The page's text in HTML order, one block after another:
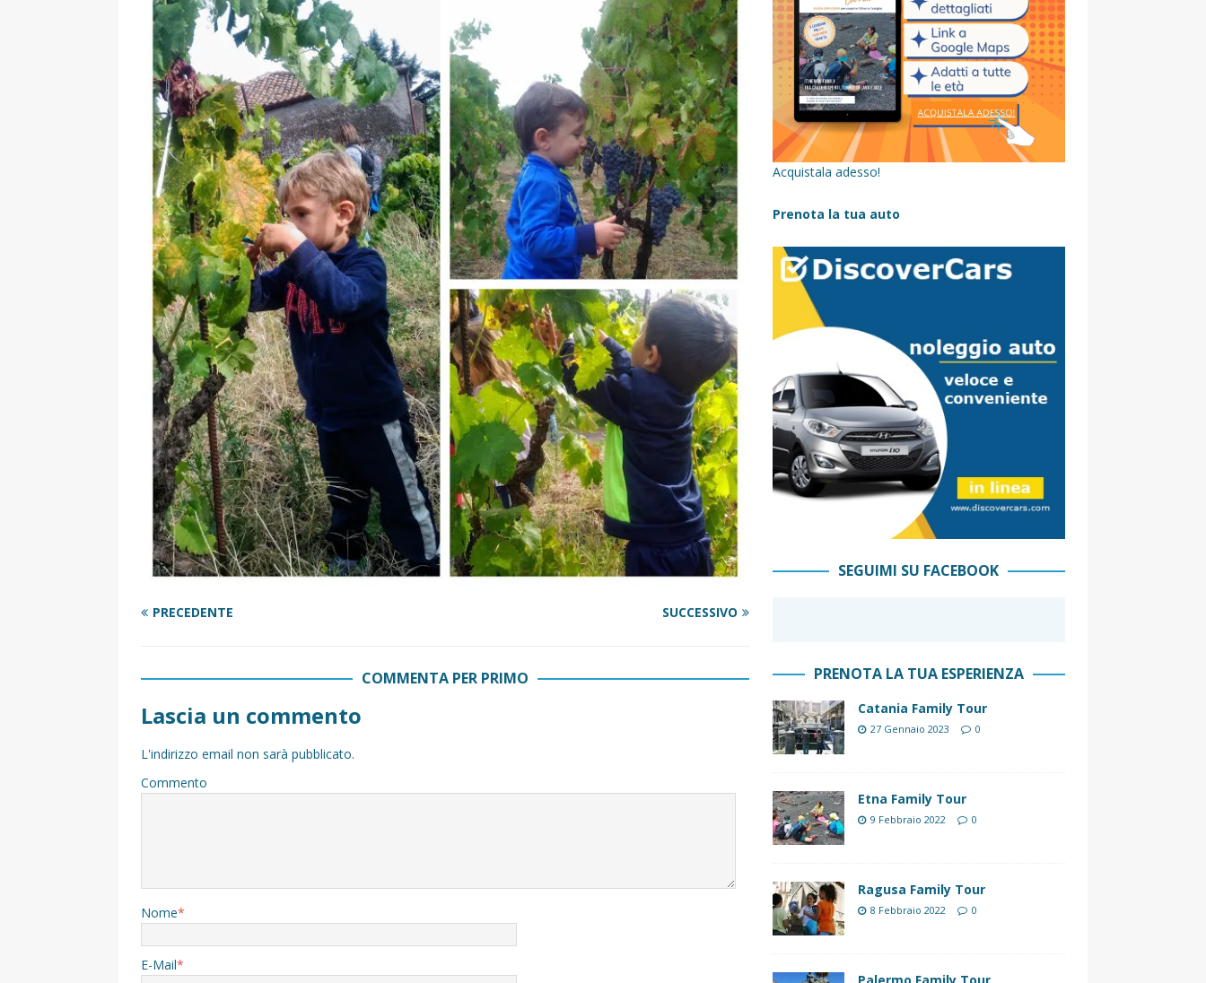
[ 17 Dicembre 2025 ]
Organizzare un viaggio in Sicilia con i bambini (senza stress)
CONSIGLI
UTILI
[ 14 Settembre 2025 ] Rifugi e Bivacchi sull’Etna: Guida Completa per Famiglie
SENTIERI,
PARCHI NATURALI E AREE PICNIC
[ 2 Aprile 2025 ] Escursioni in Sicilia con bambini: itinerari imperdibili (+ consigli utili)- Parte 1
VIAGGI IN SICILIA
[ 17 Settembre 2023 ] Vendemmia con i bambini in Sicilia, dove andare?
FATTORIE
DIDATTICHE
[ 19 Gennaio 2023 ] Visitare la Fiumara d’Arte con i bambini, quando la natura incontra l’arte
VIAGGI IN SICILIA
[ 20 Marzo 2022 ] Cosa fare in Sicilia con i bambini: mare, attività e tour a prova di famiglia
VIAGGI IN SICILIA
PRECEDENTE SUCCESSIVO
COMMENTA PER PRIMO
Lascia un commento
L'indirizzo email non sarà pubblicato.
Commento
Nome*
E-Mail*
Acquistala adesso!
Prenota la tua auto
SEGUIMI SU FACEBOOK
PRENOTA LA TUA ESPERIENZA
Catania Family Tour
27 Gennaio 2023 0
Etna Family Tour
9 Febbraio 2022 0
Ragusa Family Tour
8 Febbraio 2022 0